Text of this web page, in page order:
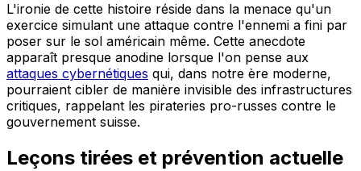
L'ironie de cette histoire réside dans la menace qu'un
exercice simulant une attaque contre l'ennemi a fini par
poser sur le sol américain même. Cette anecdote
apparaît presque anodine lorsque l'on pense aux
attaques cybernétiques qui, dans notre ère moderne,
pourraient cibler de manière invisible des infrastructures
critiques, rappelant les pirateries pro-russes contre le
gouvernement suisse.
Leçons tirées et prévention actuelle